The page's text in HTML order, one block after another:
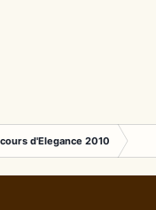
d'Elegance 2010